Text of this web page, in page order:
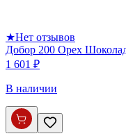
★Нет отзывов
Добор 200 Орех
1 601 ₽
В наличии